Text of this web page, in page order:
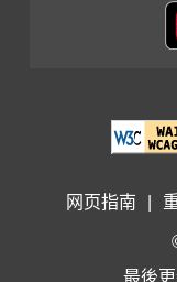
网页指南
最後